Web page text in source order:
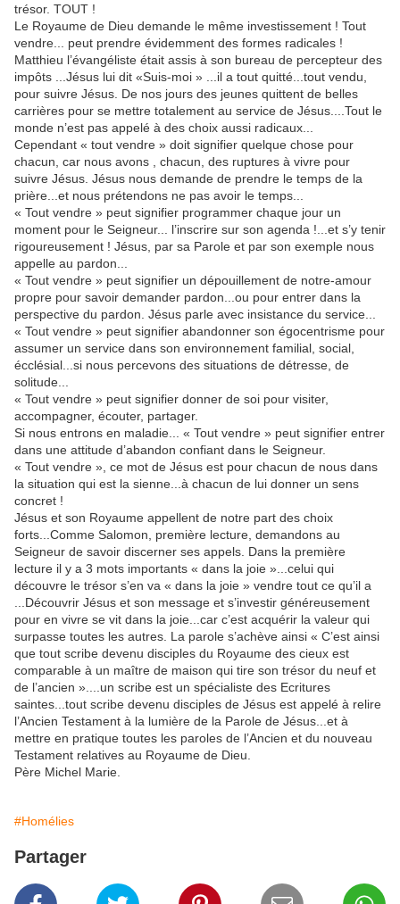
trésor. TOUT !
Le Royaume de Dieu demande le même investissement ! Tout
vendre... peut prendre évidemment des formes radicales !
Matthieu l’évangéliste était assis à son bureau de percepteur des
impôts ...Jésus lui dit «Suis-moi » ...il a tout quitté...tout vendu,
pour suivre Jésus. De nos jours des jeunes quittent de belles
carrières pour se mettre totalement au service de Jésus....Tout le
monde n’est pas appelé à des choix aussi radicaux...
Cependant « tout vendre » doit signifier quelque chose pour
chacun, car nous avons , chacun, des ruptures à vivre pour
suivre Jésus. Jésus nous demande de prendre le temps de la
prière...et nous prétendons ne pas avoir le temps...
« Tout vendre » peut signifier programmer chaque jour un
moment pour le Seigneur... l’inscrire sur son agenda !...et s’y tenir
rigoureusement ! Jésus, par sa Parole et par son exemple nous
appelle au pardon...
« Tout vendre » peut signifier un dépouillement de notre-amour
propre pour savoir demander pardon...ou pour entrer dans la
perspective du pardon. Jésus parle avec insistance du service...
« Tout vendre » peut signifier abandonner son égocentrisme pour
assumer un service dans son environnement familial, social,
écclésial...si nous percevons des situations de détresse, de
solitude...
« Tout vendre » peut signifier donner de soi pour visiter,
accompagner, écouter, partager.
Si nous entrons en maladie... « Tout vendre » peut signifier entrer
dans une attitude d’abandon confiant dans le Seigneur.
« Tout vendre », ce mot de Jésus est pour chacun de nous dans
la situation qui est la sienne...à chacun de lui donner un sens
concret !
Jésus et son Royaume appellent de notre part des choix
forts...Comme Salomon, première lecture, demandons au
Seigneur de savoir discerner ses appels. Dans la première
lecture il y a 3 mots importants « dans la joie »...celui qui
découvre le trésor s’en va « dans la joie » vendre tout ce qu’il a
...Découvrir Jésus et son message et s’investir généreusement
pour en vivre se vit dans la joie...car c’est acquérir la valeur qui
surpasse toutes les autres. La parole s’achève ainsi « C’est ainsi
que tout scribe devenu disciples du Royaume des cieux est
comparable à un maître de maison qui tire son trésor du neuf et
de l’ancien »....un scribe est un spécialiste des Ecritures
saintes...tout scribe devenu disciples de Jésus est appelé à relire
l’Ancien Testament à la lumière de la Parole de Jésus...et à
mettre en pratique toutes les paroles de l’Ancien et du nouveau
Testament relatives au Royaume de Dieu.
Père Michel Marie.
#Homélies
Partager